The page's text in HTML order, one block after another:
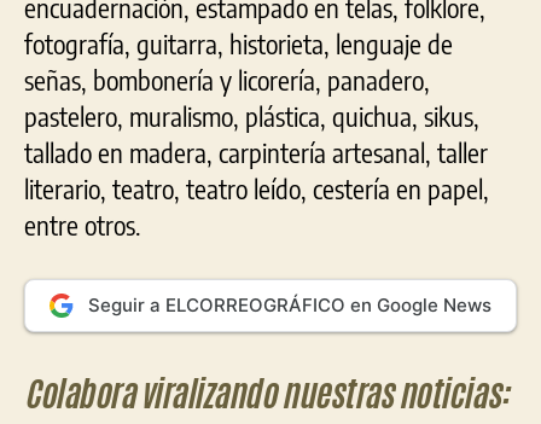
fotografía, guitarra, historieta, lenguaje de
señas, bombonería y licorería, panadero,
pastelero, muralismo, plástica, quichua, sikus,
tallado en madera, carpintería artesanal, taller
literario, teatro, teatro leído, cestería en papel,
entre otros.
Seguir a ELCORREOGRÁFICO en Google News
Colabora viralizando nuestras noticias: